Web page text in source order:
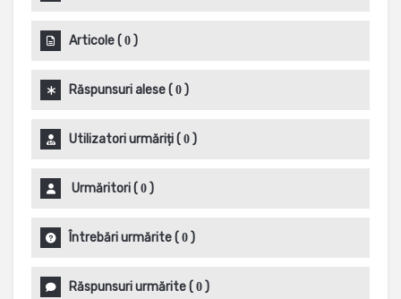
Articole( 0 )
Răspunsuri alese( 0 )
Utilizatori urmăriți( 0 )
Urmăritori( 0 )
Întrebări urmărite( 0 )
Răspunsuri urmărite( 0 )